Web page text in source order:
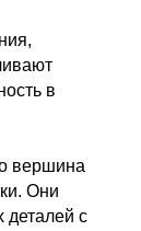
в
вершина
Они
деталей с